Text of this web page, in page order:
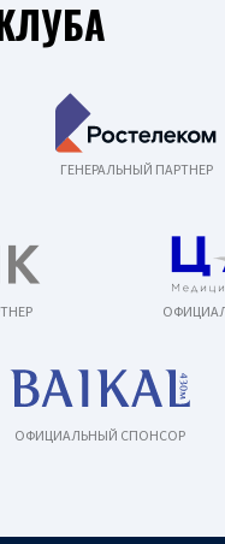
ГЕНЕРАЛЬНЫЙ ПАРТНЕР
ОФИЦИАЛЬНЫЙ СПОНСОР